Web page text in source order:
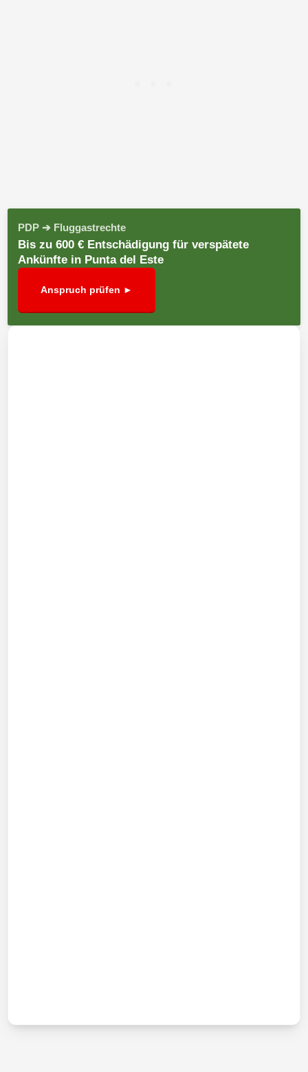
PDP ➔ Fluggastrechte
Bis zu 600 € Entschädigung für verspätete
Ankünfte in Punta del Este
Anspruch prüfen ►